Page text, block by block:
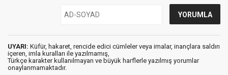
UYARI: Küfür, hakaret, rencide edici cümleler veya imalar, inançlara saldırı
içeren, imla kuralları ile yazılmamış,
Türkçe karakter kullanılmayan ve büyük harflerle yazılmış yorumlar
onaylanmamaktadır.